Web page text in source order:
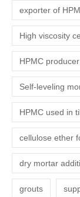
exporter of
High viscosity
HPMC producer
Self-leveling
HPMC used in
cellulose ether
dry mortar
grouts